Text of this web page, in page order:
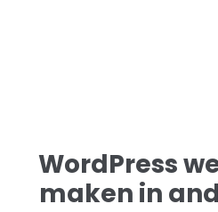
WordPress
maken in